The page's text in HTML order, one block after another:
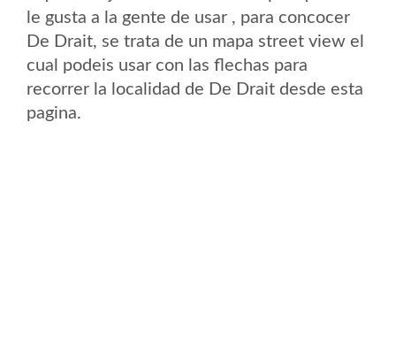
le gusta a la gente de usar , para concocer
De Drait, se trata de un mapa street view el
cual podeis usar con las flechas para
recorrer la localidad de De Drait desde esta
pagina.